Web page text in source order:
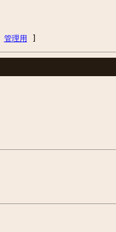
管理用